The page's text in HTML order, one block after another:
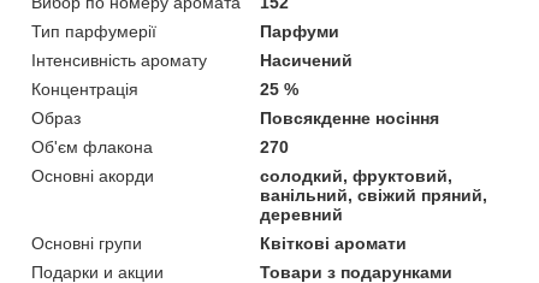
Тип парфумерії
Парфуми
Інтенсивність аромату
Насичений
Концентрація
25 %
Образ
Повсякденне носіння
Об'єм флакона
270
Основні акорди
солодкий, фруктовий,
ванільний, свіжий пряний,
деревний
Основні групи
Квіткові аромати
Подарки и акции
Товари з подарунками